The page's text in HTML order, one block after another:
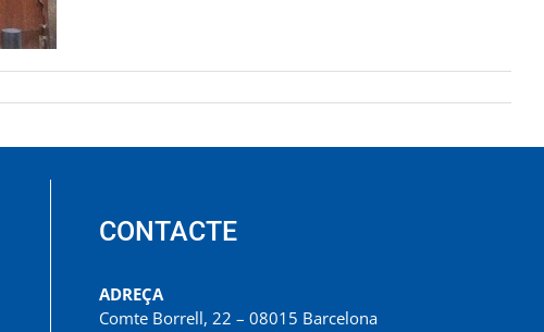
CONTACTE
ADREÇA
Comte Borrell, 22 – 08015 Barcelona